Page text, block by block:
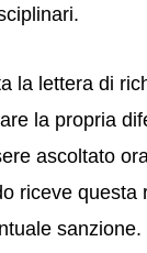
la lettera di
la propria
ascoltato
riceve
sanzione.